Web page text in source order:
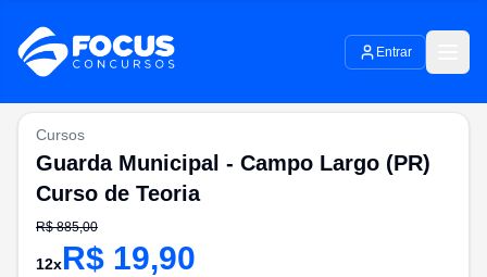
Entrar
Cursos
Guarda Municipal - Campo Largo (PR)
Curso de Teoria
R$885,00
12xR$ 19,90